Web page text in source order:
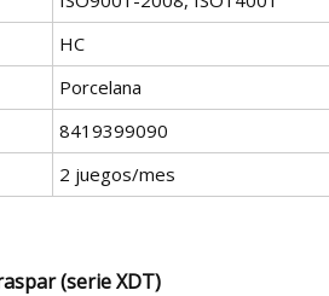
HC
Porcelana
8419399090
2 juegos/mes
(serie XDT)